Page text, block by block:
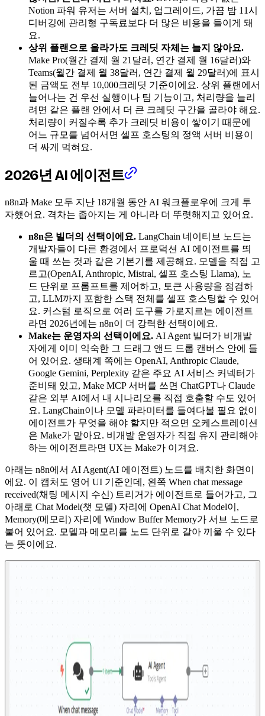
Notion 파워 유저는 서버 설치, 업그레이드, 가끔 밤 11시
디버깅에 관리형 구독료보다 더 많은 비용을 들이게 돼
요.
상위 플랜으로 올라가도 크레딧 자체는 늘지 않아요.
Make Pro(월간 결제 월 21달러, 연간 결제 월 16달러)와
Teams(월간 결제 월 38달러, 연간 결제 월 29달러)에 표시
된 금액도 전부 10,000크레딧 기준이에요. 상위 플랜에서
늘어나는 건 우선 실행이나 팀 기능이고, 처리량을 늘리
려면 같은 플랜 안에서 더 큰 크레딧 구간을 골라야 해요.
처리량이 커질수록 추가 크레딧 비용이 쌓이기 때문에
어느 규모를 넘어서면 셀프 호스팅의 정액 서버 비용이
더 싸게 먹혀요.
2026년 AI 에이전트
n8n과 Make 모두 지난 18개월 동안 AI 워크플로우에 크게 투
자했어요. 격차는 좁아지는 게 아니라 더 뚜렷해지고 있어요.
n8n은 빌더의 선택이에요. LangChain 네이티브 노드는
개발자들이 다른 환경에서 프로덕션 AI 에이전트를 띄
울 때 쓰는 것과 같은 기본기를 제공해요. 모델을 직접 고
르고(OpenAI, Anthropic, Mistral, 셀프 호스팅 Llama), 노
드 단위로 프롬프트를 제어하고, 토큰 사용량을 점검하
고, LLM까지 포함한 스택 전체를 셀프 호스팅할 수 있어
요. 커스텀 로직으로 여러 도구를 가로지르는 에이전트
라면 2026년에는 n8n이 더 강력한 선택이에요.
Make는 운영자의 선택이에요. AI Agent 빌더가 비개발
자에게 이미 익숙한 그 드래그 앤드 드롭 캔버스 안에 들
어 있어요. 생태계 쪽에는 OpenAI, Anthropic Claude,
Google Gemini, Perplexity 같은 주요 AI 서비스 커넥터가
준비돼 있고, Make MCP 서버를 쓰면 ChatGPT나 Claude
같은 외부 AI에서 내 시나리오를 직접 호출할 수도 있어
요. LangChain이나 모델 파라미터를 들여다볼 필요 없이
에이전트가 무엇을 해야 할지만 적으면 오케스트레이션
은 Make가 맡아요. 비개발 운영자가 직접 유지 관리해야
하는 에이전트라면 UX는 Make가 이겨요.
아래는 n8n에서 AI Agent(AI 에이전트) 노드를 배치한 화면이
에요. 이 캡처도 영어 UI 기준인데, 왼쪽 When chat message
received(채팅 메시지 수신) 트리거가 에이전트로 들어가고, 그
아래로 Chat Model(챗 모델) 자리에 OpenAI Chat Model이,
Memory(메모리) 자리에 Window Buffer Memory가 서브 노드로
붙어 있어요. 모델과 메모리를 노드 단위로 갈아 끼울 수 있다
는 뜻이에요.